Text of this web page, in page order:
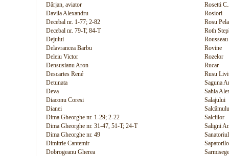
Dârjan, aviator
Rosetti
Davila Alexandru
Rosiori
Decebal nr. 1-77; 2-82
Rosu
Decebal nr. 79-T; 84-T
Roth
Dejului
Delavrancea Barbu
Rovine
Deleiu Victor
Rozelor
Densusianu Aron
Rucar
Descartes René
Rusu
Detunata
Saguna
Deva
Sahia
Diaconu Coresi
Salajului
Dianei
Dima Gheorghe nr. 1-29; 2-22
Salciilor
Dima Gheorghe nr. 31-47, 51-T; 24-T
Saligni
Dima Gheorghe nr. 49
Dimitrie Cantemir
Dobrogeanu Gherea